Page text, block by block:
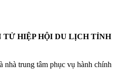
HIỆP HỘI DU LỊCH TỈNH
nhà trung tâm phục vụ hành chính